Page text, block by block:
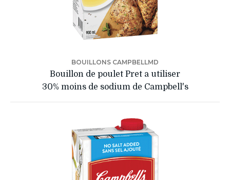
BOUILLONS CAMPBELLMD
Bouillon de poulet Pret a utiliser
30% moins de sodium de Campbell's